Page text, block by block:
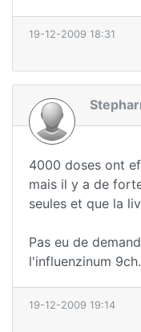
19-12-2009 18:31
4000 doses ont
mais il y a de
seules et que la
Pas eu de
l'influenzinum
19-12-2009 19:14